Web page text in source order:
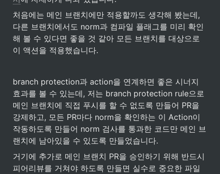
처음에는 메인 브랜치에만 적용할까도 생각해 봤는데,
다른 브랜치에서도 norm과 컴파일 플래그를 미리 확인
해 볼 수 있다면 좋을 것 같아 모든 브랜치를 대상으로
이 액션을 적용했습니다.
branch protection과 action을 연계하면 좋은 시너지
효과를 볼 수 있는데, 저는 branch protection rule으로
메인 브랜치에 직접 푸시를 할 수 없도록 만들어 PR을
강제하고, 모든 PR마다 norm을 확인하는 이 Action이
작동하도록 만들어 norm 검사를 통과한 코드만 메인 브
랜치에 남아있을 수 있도록 만들었습니다.
거기에 추가로 메인 브랜치 PR을 승인하기 위해 반드시
피어리뷰를 거쳐야 하도록 만들면 실수로 중요한 파일